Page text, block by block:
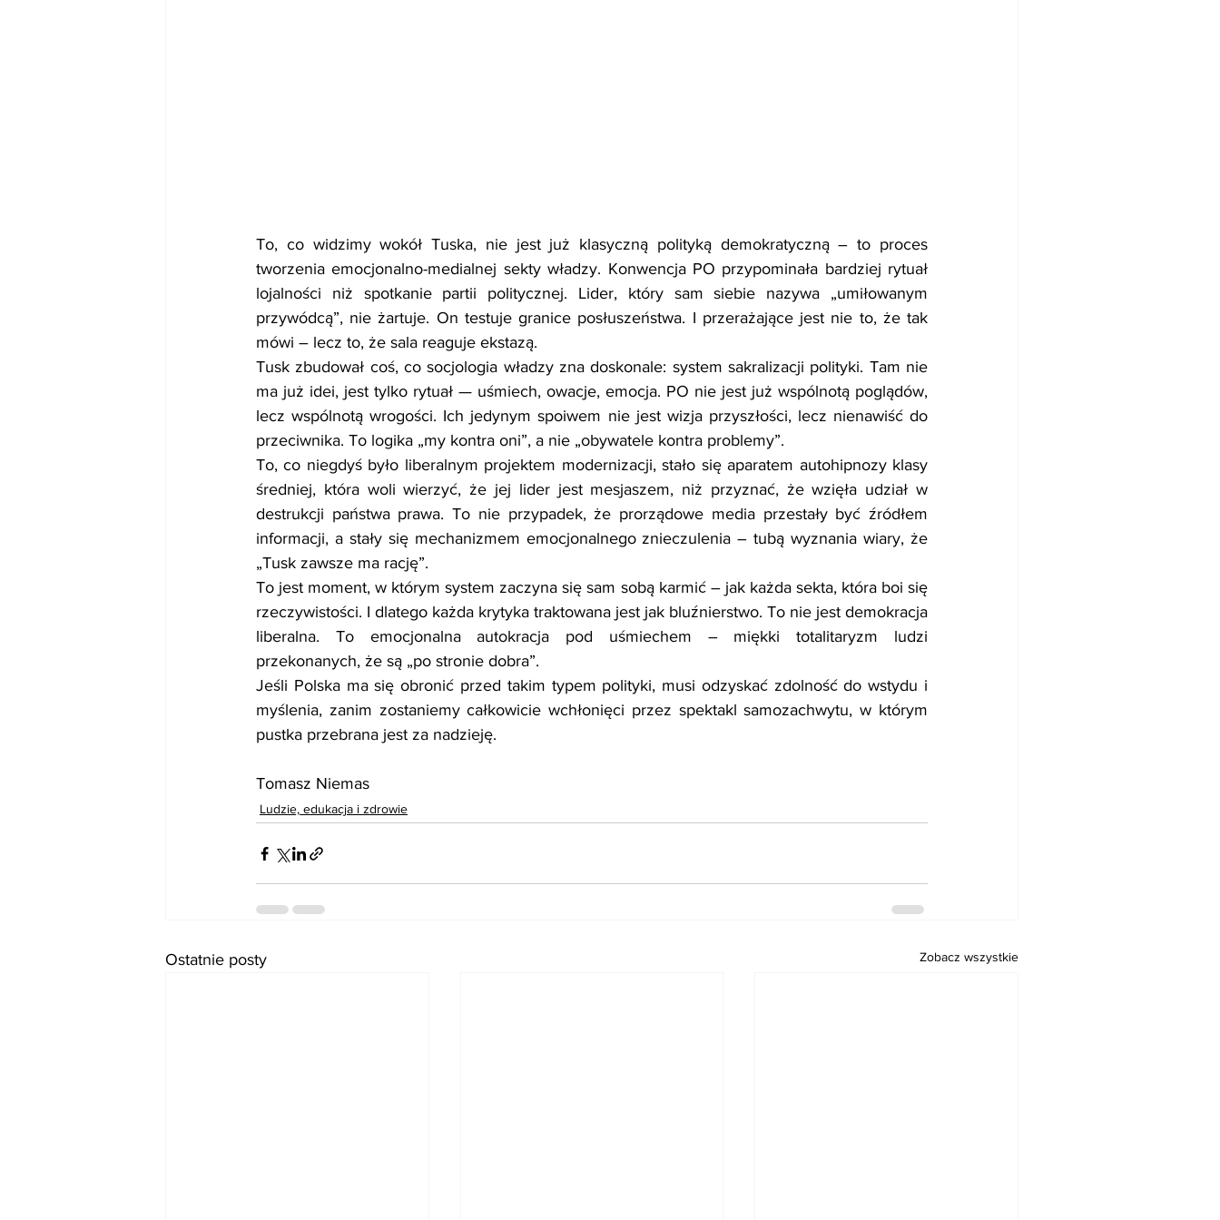
To, co widzimy wokół Tuska, nie jest już klasyczną polityką demokratyczną – to proces
tworzenia emocjonalno-medialnej sekty władzy. Konwencja PO przypominała bardziej rytuał
lojalności niż spotkanie partii politycznej. Lider, który sam siebie nazywa „umiłowanym
przywódcą”, nie żartuje. On testuje granice posłuszeństwa. I przerażające jest nie to, że tak
mówi – lecz to, że sala reaguje ekstazą.
Tusk zbudował coś, co socjologia władzy zna doskonale: system sakralizacji polityki. Tam nie
ma już idei, jest tylko rytuał — uśmiech, owacje, emocja. PO nie jest już wspólnotą poglądów,
lecz wspólnotą wrogości. Ich jedynym spoiwem nie jest wizja przyszłości, lecz nienawiść do
przeciwnika. To logika „my kontra oni”, a nie „obywatele kontra problemy”.
To, co niegdyś było liberalnym projektem modernizacji, stało się aparatem autohipnozy klasy
średniej, która woli wierzyć, że jej lider jest mesjaszem, niż przyznać, że wzięła udział w
destrukcji państwa prawa. To nie przypadek, że prorządowe media przestały być źródłem
informacji, a stały się mechanizmem emocjonalnego znieczulenia – tubą wyznania wiary, że
„Tusk zawsze ma rację”.
To jest moment, w którym system zaczyna się sam sobą karmić – jak każda sekta, która boi się
rzeczywistości. I dlatego każda krytyka traktowana jest jak bluźnierstwo. To nie jest demokracja
liberalna. To emocjonalna autokracja pod uśmiechem – miękki totalitaryzm ludzi
przekonanych, że są „po stronie dobra”.
Jeśli Polska ma się obronić przed takim typem polityki, musi odzyskać zdolność do wstydu i
myślenia, zanim zostaniemy całkowicie wchłonięci przez spektakl samozachwytu, w którym
pustka przebrana jest za nadzieję.
Tomasz Niemas
Ludzie, edukacja i zdrowie
Ostatnie posty Zobacz wszystkie